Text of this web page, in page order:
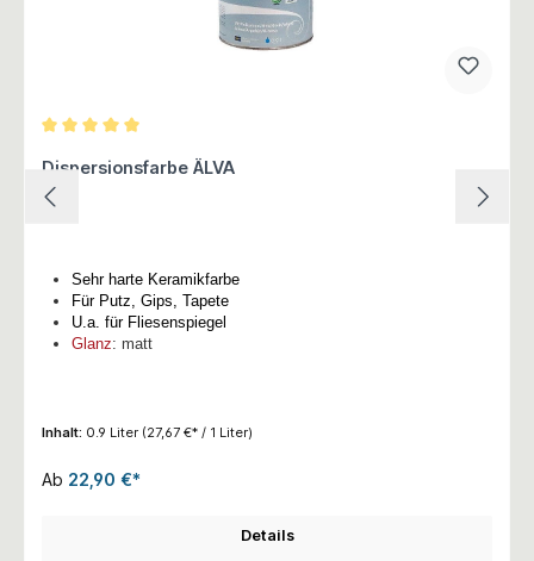
Dispersionsfarbe ÄLVA
Sehr harte Keramikfarbe
Für Putz, Gips, Tapete
U.a. für Fliesenspiegel
Glanz: matt
Inhalt: 0.9 Liter (27,67 €* / 1 Liter)
Ab 22,90 €*
Details